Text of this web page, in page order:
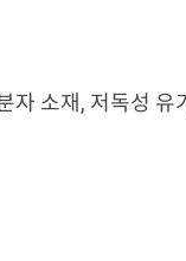
소재, 저독성